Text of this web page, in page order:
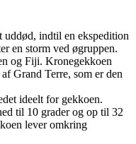
indtil en ekspedition
en storm ved øgruppen.
og Fiji. Kronegekkoen
Grand Terre, som er den
ideelt for gekkoen.
til 10 grader og op til 32
lever omkring